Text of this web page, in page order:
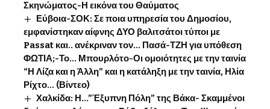
Σκηνώματος-Η εικόνα του Θαύματος
Εύβοια-ΣΟΚ: Σε ποια υπηρεσία του Δημοσίου,
εμφανίστηκαν αίφνης ΔΥΟ βαλιτσάτοι τύποι με
Passat και.. ανέκριναν τον… Πασά-ΤΖΗ για υπόθεση
ΦΩΤΙΑ;-Το… Μπουρλότο-Οι ομοιότητες με την ταινία
“Η Λίζα και η Άλλη” και η κατάληξη με την ταινία, Ηλία
Ρίχτο… (Βίντεο)
Χαλκίδα: Η…”Έξυπνη Πόλη” της Βάκα- Σκαμμένοι